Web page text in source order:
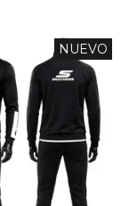
NUEVO